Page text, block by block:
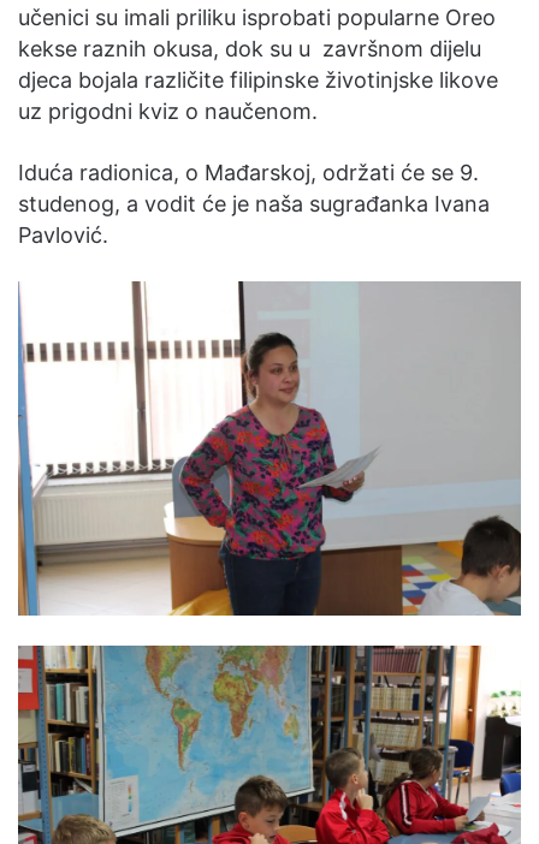
učenici su imali priliku isprobati popularne Oreo
kekse raznih okusa, dok su u završnom dijelu
djeca bojala različite filipinske životinjske likove
uz prigodni kviz o naučenom.
Iduća radionica, o Mađarskoj, održati će se 9.
studenog, a vodit će je naša sugrađanka Ivana
Pavlović.